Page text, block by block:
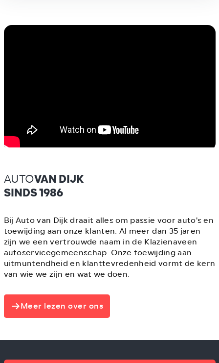
AUTOVAN DIJK
SINDS 1986
Bij Auto van Dijk draait alles om passie voor auto's en
toewijding aan onze klanten. Al meer dan 35 jaren
zijn we een vertrouwde naam in de Klazienaveen
autoservicegemeenschap. Onze toewijding aan
uitmuntendheid en klanttevredenheid vormt de kern
van wie we zijn en wat we doen.
Meer lezen over ons